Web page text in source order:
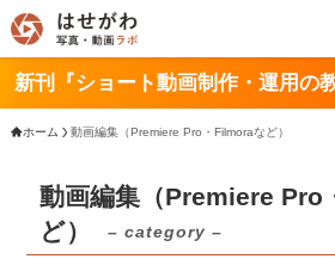
新刊『ショート動画制作・運用の
ホーム 動画編集（Premiere Pro・Filmoraなど）
動画編集（Premiere Pro
ど）
– category –